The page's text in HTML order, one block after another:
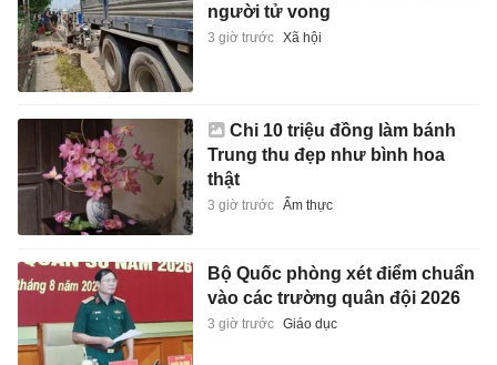
người tử vong
3 giờ trước Xã hội
Chi 10 triệu đồng làm bánh
Trung thu đẹp như bình hoa
thật
3 giờ trước Ẩm thực
Bộ Quốc phòng xét điểm chuẩn
vào các trường quân đội 2026
3 giờ trước Giáo dục